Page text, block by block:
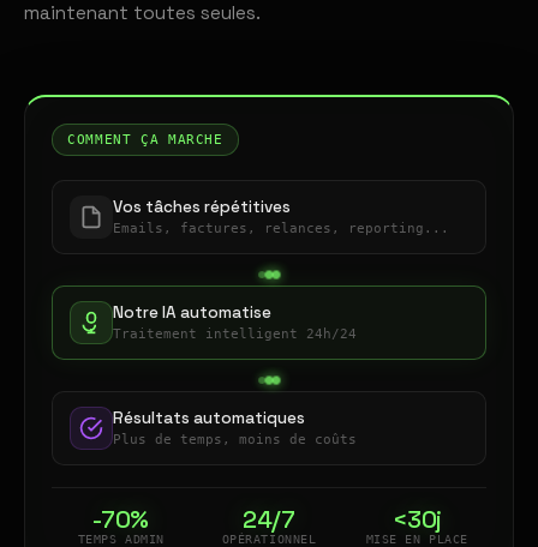
maintenant toutes seules.
COMMENT ÇA MARCHE
Vos tâches répétitives
Emails, factures, relances, reporting...
Notre IA automatise
Traitement intelligent 24h/24
Résultats automatiques
Plus de temps, moins de coûts
-70%
TEMPS ADMIN
24/7
OPÉRATIONNEL
<30j
MISE EN PLACE